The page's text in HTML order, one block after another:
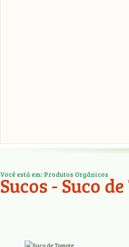
Você está em: Produtos Orgânicos
Sucos - Suco